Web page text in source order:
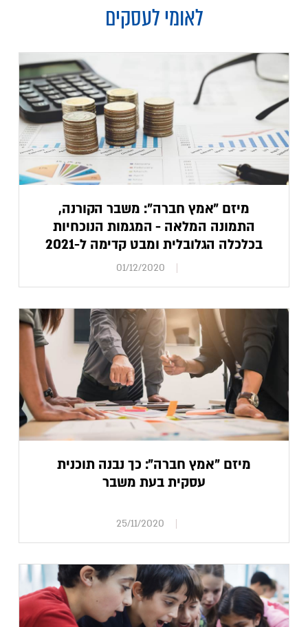
לאומי לעסקים
מיזם "אמץ חברה": משבר הקורנה,
התמונה המלאה - המגמות הנוכחיות
בכלכלה הגלובלית ומבט קדימה ל-2021
01/12/2020
מיזם "אמץ חברה": כך נבנה תוכנית
עסקית בעת משבר
25/11/2020